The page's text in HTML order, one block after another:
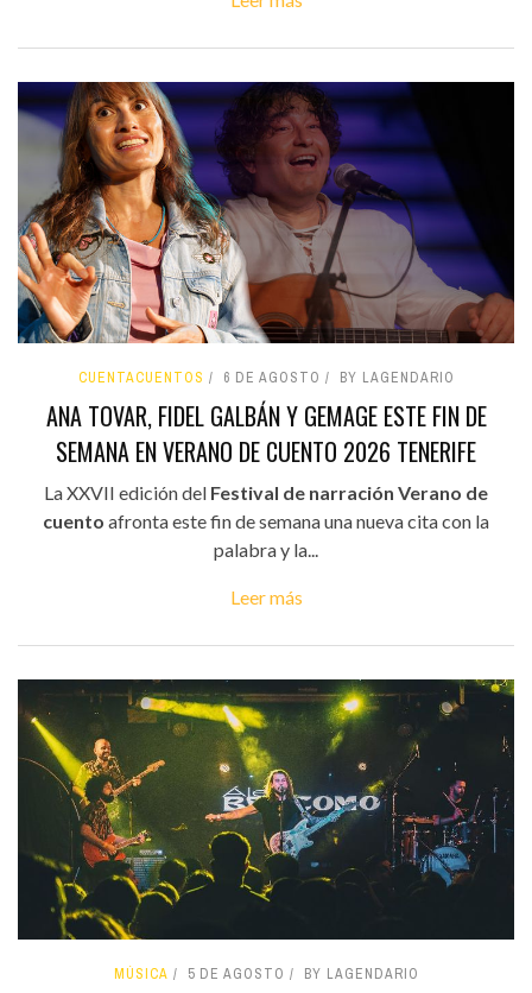
CUENTACUENTOS 6 DE AGOSTO BY LAGENDARIO
ANA TOVAR, FIDEL GALBÁN Y GEMAGE ESTE FIN DE
SEMANA EN VERANO DE CUENTO 2026 TENERIFE
La XXVII edición del Festival de narración Verano de
cuento afronta este fin de semana una nueva cita con la
palabra y la...
Leer más
MÚSICA 5 DE AGOSTO BY LAGENDARIO